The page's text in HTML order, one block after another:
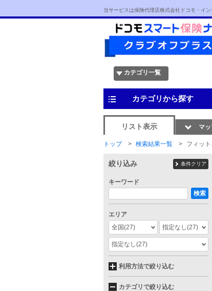
当サービスは保険代理店株式会社ドコモ・イ
カテゴリ一覧
カテゴリから探す
リスト表示 マ
トップ 検索結果一覧 フィッ
絞り込み 条件クリア
キーワード
検索
エリア
全国(27) 指定なし(27)
指定なし(27)
利用方法で絞り込む
カテゴリで絞り込む